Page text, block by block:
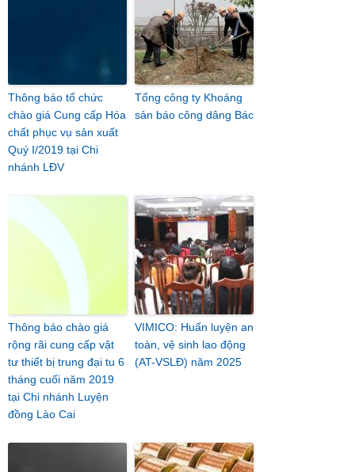
Thông báo tổ chức
chào giá Cung cấp Hóa
chất phục vụ sản xuất
Quý I/2019 tại Chi
nhánh LĐV
Tổng công ty Khoáng
sản báo công dâng Bác
Thông báo chào giá
rộng rãi cung cấp vật
tư thiết bị trung đại tu 6
tháng cuối năm 2019
tại Chi nhánh Luyện
đồng Lào Cai
VIMICO: Huấn luyện an
toàn, vệ sinh lao động
(AT-VSLĐ) năm 2025